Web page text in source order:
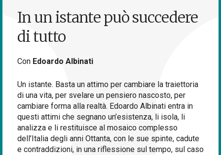
In un istante può succedere
di tutto
Con Edoardo Albinati
Un istante. Basta un attimo per cambiare la traiettoria
di una vita, per svelare un pensiero nascosto, per
cambiare forma alla realtà. Edoardo Albinati entra in
questi attimi che segnano un’esistenza, li isola, li
analizza e li restituisce al mosaico complesso
dell’Italia degli anni Ottanta, con le sue spinte, cadute
e contraddizioni, in una riflessione sul tempo, sul caso